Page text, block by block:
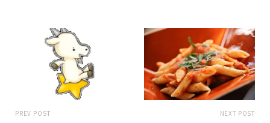
PREV POST NEXT POST